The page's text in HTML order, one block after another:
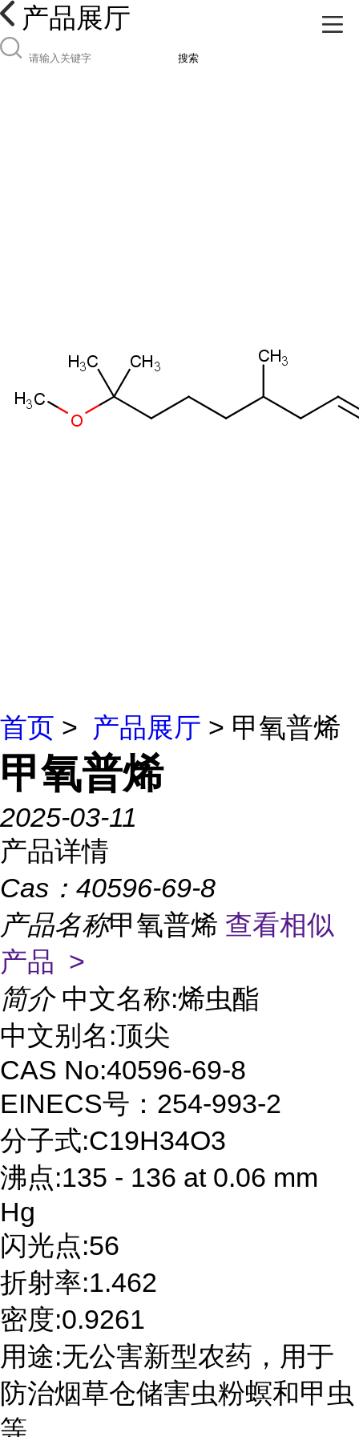
产品展厅
搜索
首页 > 产品展厅 > 甲氧普烯
甲氧普烯
2025-03-11
产品详情
Cas： 40596-69-8
产品名称甲氧普烯 查看相似
产品 >
简介 中文名称:烯虫酯
中文别名:顶尖
CAS No:40596-69-8
EINECS号：254-993-2
分子式:C19H34O3
沸点:135 - 136 at 0.06 mm
Hg
闪光点:56
折射率:1.462
密度:0.9261
用途:无公害新型农药，用于
防治烟草仓储害虫粉螟和甲虫
等